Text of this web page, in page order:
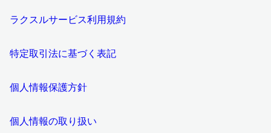
ラクスルサービス利用規約
特定取引法に基づく表記
個人情報保護方針
個人情報の取り扱い